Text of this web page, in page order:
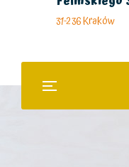
31-236 Kraków